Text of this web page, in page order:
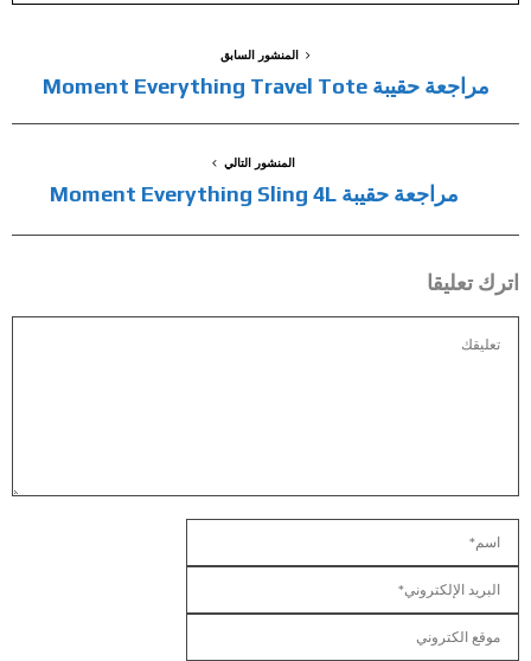
المنشور السابق
مراجعة حقيبة Moment Everything Travel Tote
المنشور التالي
مراجعة حقيبة Moment Everything Sling 4L
اترك تعليقا